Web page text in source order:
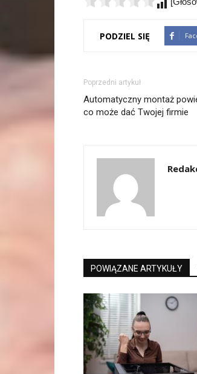
PODZIEL SIĘ
Poprzedni artykuł
Automatyczny montaż
co może dać Twojej firmie
POWIĄZANE ARTYKUŁY